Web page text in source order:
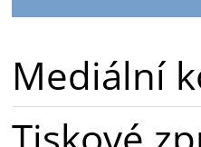
Mediální